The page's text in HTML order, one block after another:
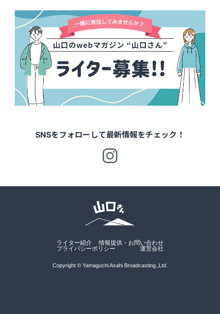
SNSをフォローして最新情報をチェック！
ライター紹介
情報提供・お問い合わせ
プライバシーポリシー
運営会社
Copyright © Yamaguchi Asahi Broadcasting.,Ltd.